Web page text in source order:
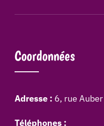
Coordonnées
Adresse : 6, rue
Téléphones :